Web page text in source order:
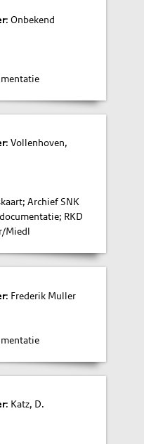
: Onbekend
: Vollenhoven,
Archief SNK
RKD
Miedl
: Frederik Muller
: Katz, D.